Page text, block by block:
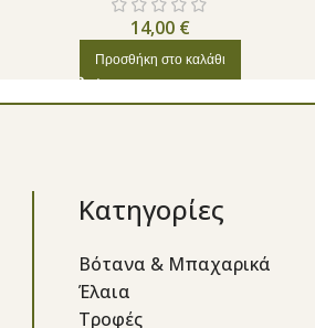
14,00 €
Προσθήκη στο καλάθι
Κατηγορίες
Βότανα & Μπαχαρικά
Έλαια
Τροφές